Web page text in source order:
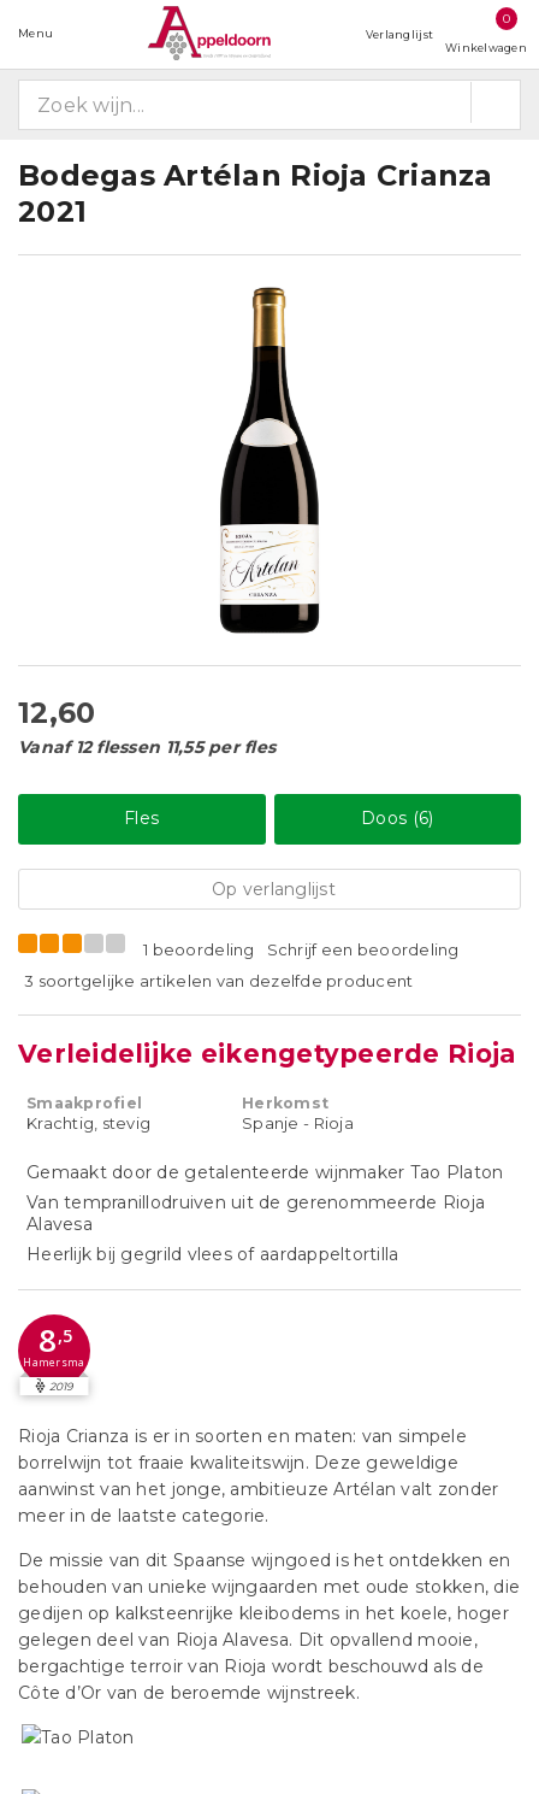
Menu Verlanglijst
0
Winkelwagen
Bodegas Artélan Rioja Crianza
2021
12,60
Vanaf 12 flessen 11,55 per fles
Fles Doos (6)
Op verlanglijst
1 beoordeling
Schrijf een beoordeling
3 soortgelijke artikelen van dezelfde producent
Verleidelijke eikengetypeerde Rioja
Smaakprofiel
Krachtig, stevig
Herkomst
Spanje - Rioja
Gemaakt door de getalenteerde wijnmaker Tao Platon
Van tempranillodruiven uit de gerenommeerde Rioja
Alavesa
Heerlijk bij gegrild vlees of aardappeltortilla
8,5
Hamersma
2019
Rioja Crianza is er in soorten en maten: van simpele
borrelwijn tot fraaie kwaliteitswijn. Deze geweldige
aanwinst van het jonge, ambitieuze Artélan valt zonder
meer in de laatste categorie.
De missie van dit Spaanse wijngoed is het ontdekken en
behouden van unieke wijngaarden met oude stokken, die
gedijen op kalksteenrijke kleibodems in het koele, hoger
gelegen deel van Rioja Alavesa. Dit opvallend mooie,
bergachtige terroir van Rioja wordt beschouwd als de
Côte d’Or van de beroemde wijnstreek.